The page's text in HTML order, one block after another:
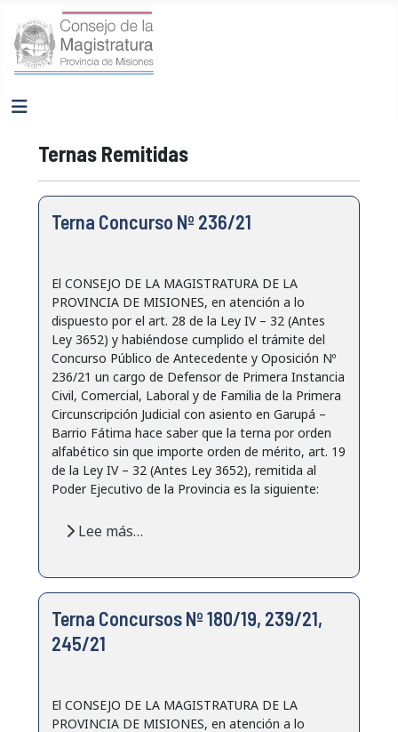
Ternas Remitidas
Terna Concurso Nº 236/21
El CONSEJO DE LA MAGISTRATURA DE LA
PROVINCIA DE MISIONES, en atención a lo
dispuesto por el art. 28 de la Ley IV – 32 (Antes
Ley 3652) y habiéndose cumplido el trámite del
Concurso Público de Antecedente y Oposición Nº
236/21 un cargo de Defensor de Primera Instancia
Civil, Comercial, Laboral y de Familia de la Primera
Circunscripción Judicial con asiento en Garupá –
Barrio Fátima hace saber que la terna por orden
alfabético sin que importe orden de mérito, art. 19
de la Ley IV – 32 (Antes Ley 3652), remitida al
Poder Ejecutivo de la Provincia es la siguiente:
Lee más…
Terna Concursos Nº 180/19, 239/21,
245/21
El CONSEJO DE LA MAGISTRATURA DE LA
PROVINCIA DE MISIONES, en atención a lo